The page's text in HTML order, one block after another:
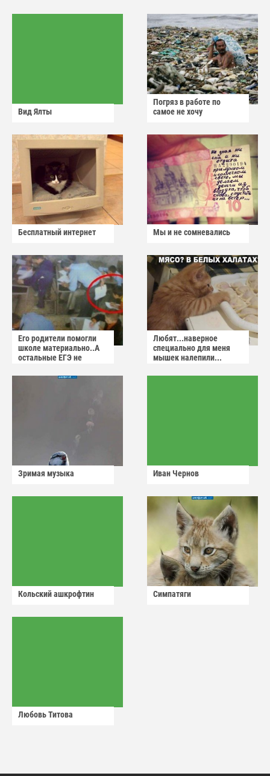
Вид Ялты
Погряз в работе по
самое не хочу
Бесплатный интернет Мы и не сомневались
Его родители помогли
школе материально..А
остальные ЕГЭ не
Любят...наверное
специально для меня
мышек налепили...
Зримая музыка Иван Чернов
Кольский ашкрофтин Симпатяги
Любовь Титова